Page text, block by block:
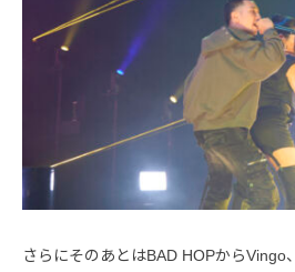
さらにそのあとはBAD HOPからVingo